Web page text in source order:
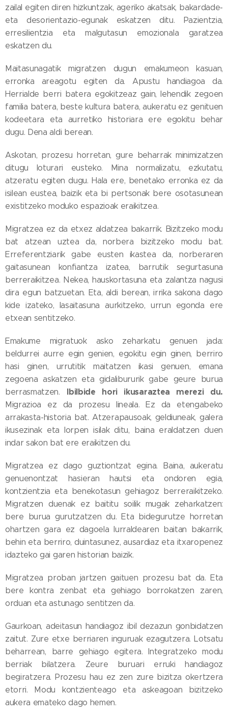
zailal egiten diren hizkuntzak, ageriko akatsak, bakardade-
eta desorientazio-egunak eskatzen ditu. Pazientzia,
erresilientzia eta malgutasun emozionala garatzea
eskatzen du.
Maitasunagatik migratzen dugun emakumeon kasuan,
erronka areagotu egiten da. Apustu handiagoa da.
Herrialde berri batera egokitzeaz gain, lehendik zegoen
familia batera, beste kultura batera, aukeratu ez genituen
kodeetara eta aurretiko historiara ere egokitu behar
dugu. Dena aldi berean.
Askotan, prozesu horretan, gure beharrak minimizatzen
ditugu loturari eusteko. Mina normalizatu, ezkutatu,
atzeratu egiten dugu. Hala ere, benetako erronka ez da
isilean eustea, baizik eta bi pertsonak bere osotasunean
existitzeko moduko espazioak eraikitzea.
Migratzea ez da etxez aldatzea bakarrik. Bizitzeko modu
bat atzean uztea da, norbera bizitzeko modu bat.
Erreferentziarik gabe eusten ikastea da, norberaren
gaitasunean konfiantza izatea, barrutik segurtasuna
berreraikitzea. Nekea, hauskortasuna eta zalantza nagusi
dira egun batzuetan. Eta, aldi berean, irrika sakona dago
kide izateko, lasaitasuna aurkitzeko, urrun egonda ere
etxean sentitzeko.
Emakume migratuok asko zeharkatu genuen jada:
beldurrei aurre egin genien, egokitu egin ginen, berriro
hasi ginen, urrutitik maitatzen ikasi genuen, emana
zegoena askatzen eta gidalibururik gabe geure burua
berrasmatzen. Ibilbide hori ikusaraztea merezi du.
Migrazioa ez da prozesu lineala. Ez da etengabeko
arrakasta-historia bat. Atzerapausoak, geldiuneak, galera
ikusezinak eta lorpen isilak ditu, baina eraldatzen duen
indar sakon bat ere eraikitzen du.
Migratzea ez dago guztiontzat egina. Baina, aukeratu
genuenontzat hasieran hautsi eta ondoren egia,
kontzientzia eta benekotasun gehiagoz berreraikitzeko.
Migratzen duenak ez baititu soilik mugak zeharkatzen:
bere burua gurutzatzen du. Eta bidegurutze horretan
ohartzen gara ez dagoela lurraldearen baitan bakarrik,
behin eta berriro, duintasunez, ausardiaz eta itxaropenez
idazteko gai garen historian baizik.
Migratzea proban jartzen gaituen prozesu bat da. Eta
bere kontra zenbat eta gehiago borrokatzen zaren,
orduan eta astunago sentitzen da.
Gaurkoan, adeitasun handiagoz ibil dezazun gonbidatzen
zaitut. Zure etxe berriaren inguruak ezagutzera. Lotsatu
beharrean, barre gehiago egitera. Integratzeko modu
berriak bilatzera. Zeure buruari erruki handiagoz
begiratzera. Prozesu hau ez zen zure bizitza okertzera
etorri. Modu kontzienteago eta askeagoan bizitzeko
aukera emateko dago hemen.